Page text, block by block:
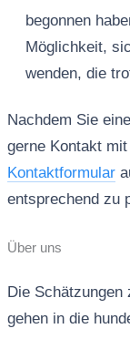
begonnen
Möglichkeit,
wenden, die
Nachdem Sie
gerne Kontakt
Kontaktformular
entsprechend zu
Über uns
Die Schätzungen
gehen in die